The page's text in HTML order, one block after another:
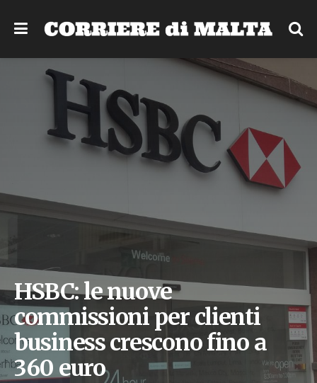
HSBC: le nuove
commissioni per clienti
business crescono fino a
360 euro